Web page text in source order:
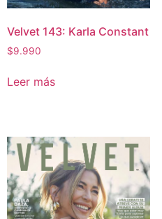
Velvet 143: Karla Constant
$9.990
Leer más